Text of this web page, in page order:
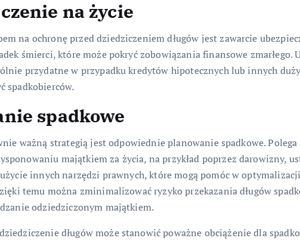
na życie
na ochronę przed dziedziczeniem długów jest zawarcie
śmierci, które może pokryć zobowiązania finansowe zmarłego.
przydatne w przypadku kredytów hipotecznych lub innych
spadkobierców.
spadkowe
ważną strategią jest odpowiednie planowanie spadkowe.
majątkiem za życia, na przykład poprzez darowizny,
innych narzędzi prawnych, które mogą pomóc w optymalizacji
temu można zminimalizować ryzyko przekazania długów
odziedziczonym majątkiem.
długów może stanowić poważne obciążenie dla